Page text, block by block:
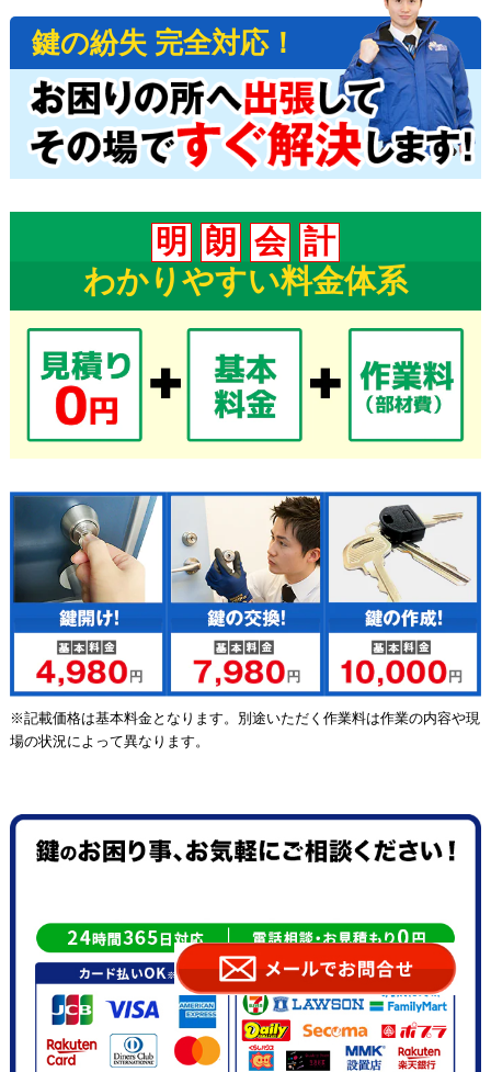
鍵の紛失 完全対応！
明 朗 会 計
わかりやすい料金体系
※記載価格は基本料金となります。別途いただく作業料は作業の内容や現
場の状況によって異なります。